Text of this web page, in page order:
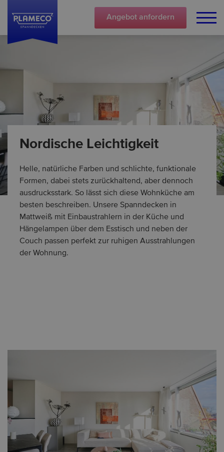
Angebot anfordern
Nordische Leichtigkeit
Helle, natürliche Farben und schlichte, funktionale
Formen, dabei stets zurückhaltend, aber dennoch
ausdrucksstark. So lässt sich diese Wohnküche am
besten beschreiben. Unsere Spanndecken in
Mattweiß mit Einbaustrahlern in der Küche und
Hängelampen über dem Esstisch und neben der
Couch passen perfekt zur ruhigen Ausstrahlungen
der Wohnung.